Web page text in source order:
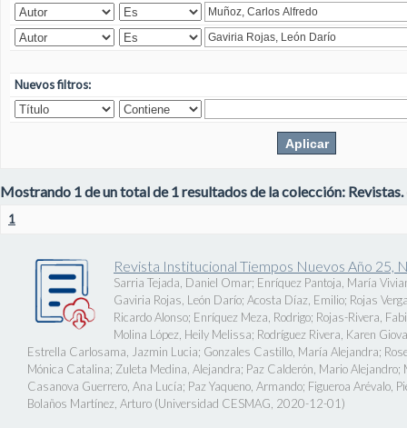
Nuevos filtros:
Mostrando 1 de un total de 1 resultados de la colección: Revistas.
1
Revista Institucional Tiempos Nuevos Año 25,
Sarria Tejada, Daniel Omar; Enríquez Pantoja, María
Gaviria Rojas, León Darío; Acosta Díaz, Emilio; Rojas
Ricardo Alonso; Enríquez Meza, Rodrigo; Rojas-Rivera,
Molina López, Heily Melissa; Rodríguez Rivera, Karen
Estrella Carlosama, Jazmin Lucia; Gonzales Castillo, María Alejandra;
Mónica Catalina; Zuleta Medina, Alejandra; Paz Calderón, Mario Alejandro;
Casanova Guerrero, Ana Lucía; Paz Yaqueno, Armando; Figueroa Arévalo,
Bolaños Martínez, Arturo (Universidad CESMAG 2020-12-01 )